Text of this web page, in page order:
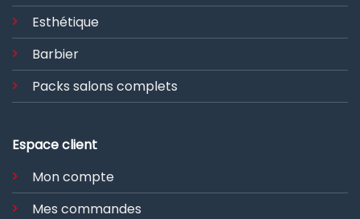
Esthétique
Barbier
Packs salons complets
Espace client
Mon compte
Mes commandes